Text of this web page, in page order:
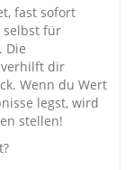
fast sofort
selbst für
Die
dir
Wenn du Wert
legst, wird
stellen!